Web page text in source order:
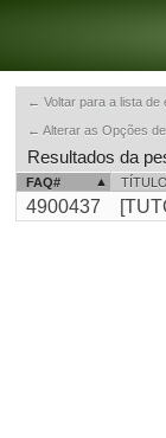
← Voltar para a lista de
← Alterar as Opções
Resultados da
FAQ#
TÍTULO
4900437